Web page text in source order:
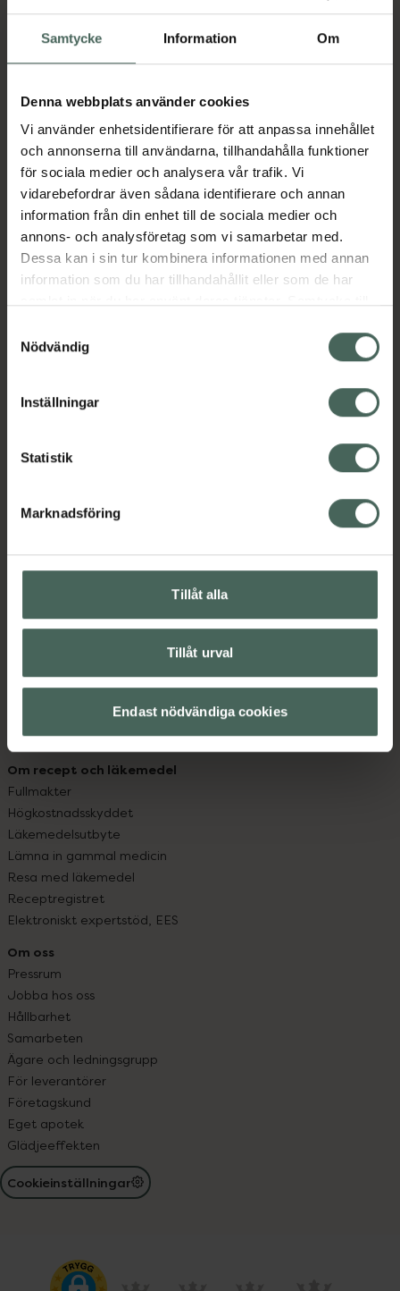
Samtycke Information Om
Denna webbplats använder cookies
Vi använder enhetsidentifierare för att anpassa innehållet
och annonserna till användarna, tillhandahålla funktioner
för sociala medier och analysera vår trafik. Vi
vidarebefordrar även sådana identifierare och annan
information från din enhet till de sociala medier och
annons- och analysföretag som vi samarbetar med.
Dessa kan i sin tur kombinera informationen med annan
information som du har tillhandahållit eller som de har
återkalla ditt samtycke via webbplatsens
cookieinställningar. Ett återkallat samtycke påverkar inte
lagligheten av behandling som skett innan återkallelsen.
Nödvändig
Inställningar
Statistik
Marknadsföring
Tillåt alla
Tillåt urval
Endast nödvändiga cookies
Köp via ditt recept
Aktuella erbjudanden
Beskrivning
Läs alltid bipacksedeln innan
användning.
EAN:07046260536180
Kronans Apotek finns här för dig. Du hittar oss från Skåne i
datorn. Oavsett vem du är så är det vårt uppdrag att
hjälpa just dig att må lite bättre. Välkommen att prata
Handla tryggt
Leverans, betalning och retur
Kundklubb
Sajtens tillgänglighet
Köpvillkor
Om recept och läkemedel
Fullmakter
Högkostnadsskyddet
Läkemedelsutbyte
Lämna in gammal medicin
Resa med läkemedel
Receptregistret
Elektroniskt expertstöd, EES
Om oss
Pressrum
Jobba hos oss
Hållbarhet
Samarbeten
Ägare och ledningsgrupp
För leverantörer
Företagskund
Eget apotek
Glädjeeffekten
Cookieinställningar